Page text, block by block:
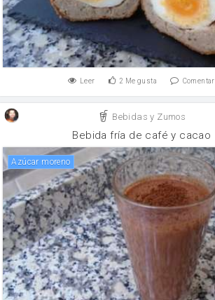
Leer 2 Me gusta Comentar
Bebidas y Zumos
Bebida fría de café y cacao
Azúcar moreno